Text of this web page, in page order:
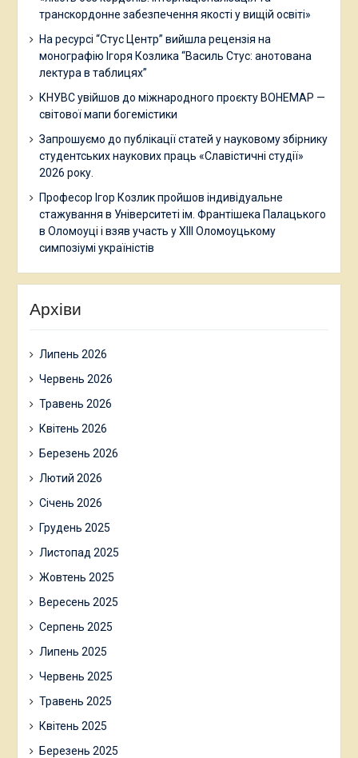
транскордонне забезпечення якості у вищій освіті»
На ресурсі “Стус Центр” вийшла рецензія на
монографію Ігоря Козлика “Василь Стус: анотована
лектура в таблицях”
КНУВС увійшов до міжнародного проєкту BOHEMAP —
світової мапи богемістики
Запрошуємо до публікації статей у науковому збірнику
студентських наукових праць «Славістичні студії»
2026 року.
Професор Ігор Козлик пройшов індивідуальне
стажування в Університеті ім. Франтішека Палацького
в Оломоуці і взяв участь у ХІІІ Оломоуцькому
симпозіумі україністів
Архіви
Липень 2026
Червень 2026
Травень 2026
Квітень 2026
Березень 2026
Лютий 2026
Січень 2026
Грудень 2025
Листопад 2025
Жовтень 2025
Вересень 2025
Серпень 2025
Липень 2025
Червень 2025
Травень 2025
Квітень 2025
Березень 2025